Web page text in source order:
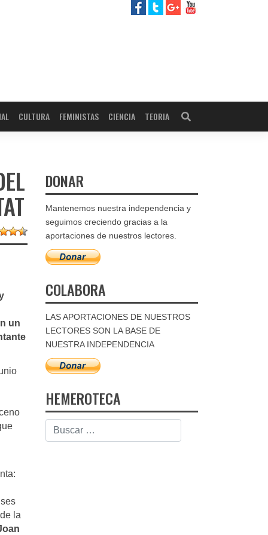
CULTURA FEMINISTAS CIENCIA TEORIA
un
la
DONAR
Mantenemos nuestra independencia y
seguimos creciendo gracias a la
aportaciones de nuestros lectores.
COLABORA
LAS APORTACIONES DE NUESTROS
LECTORES SON LA BASE DE
NUESTRA INDEPENDENCIA
HEMEROTECA